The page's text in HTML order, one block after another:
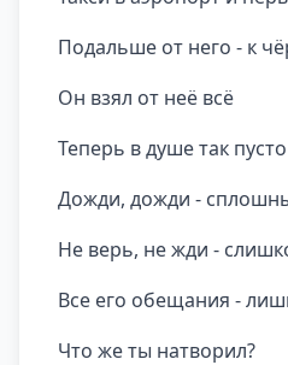
Подальше от него - к
Он взял от неё всё
Теперь в душе так пусто
Дожди, дожди -
Не верь, не жди -
Все его обещания -
Что же ты натворил?